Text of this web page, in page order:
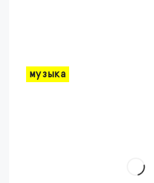
музыка